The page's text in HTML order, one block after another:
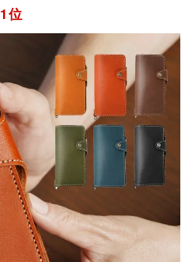
1位